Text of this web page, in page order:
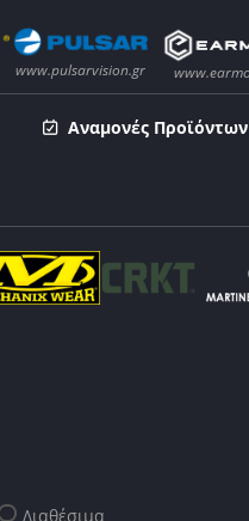
Αναμονές Προϊόντων
Διαθέσιμα